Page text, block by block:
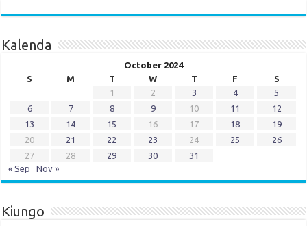
Kalenda
October 2024
S
M T W T F
S
1
2 3 4
5
6
7 8 9 10 11
12
13
14 15 16 17 18
19
20
21 22 23 24 25
26
27
28 29 30
31
« Sep
Nov »
Kiungo